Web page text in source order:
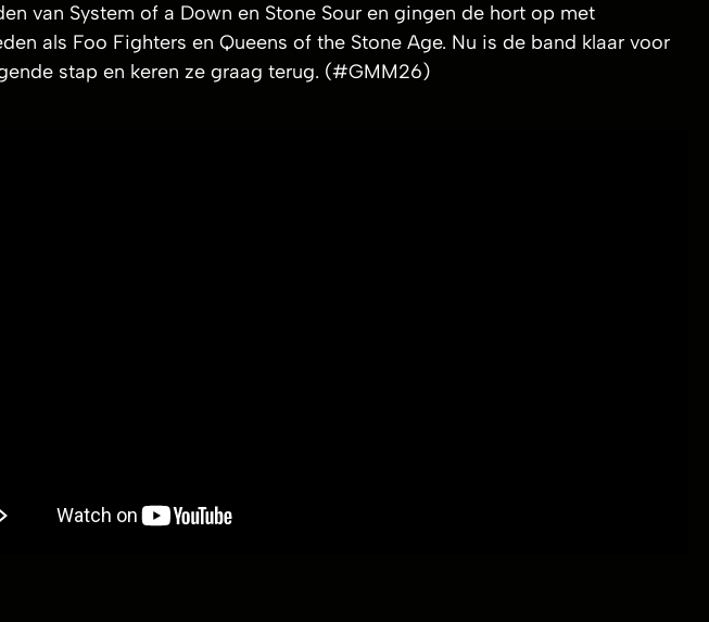
van System of a Down en Stone Sour en gingen de hort op met
als Foo Fighters en Queens of the Stone Age. Nu is de band klaar voor
stap en keren ze graag terug. (#GMM26)